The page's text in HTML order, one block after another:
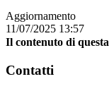
Aggiornamento
11/07/2025 13:57
Il contenuto di
Contatti